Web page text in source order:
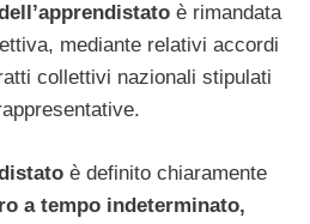
è rimandata
mediante relativi accordi
collettivi nazionali stipulati
è definito chiaramente
a tempo indeterminato,